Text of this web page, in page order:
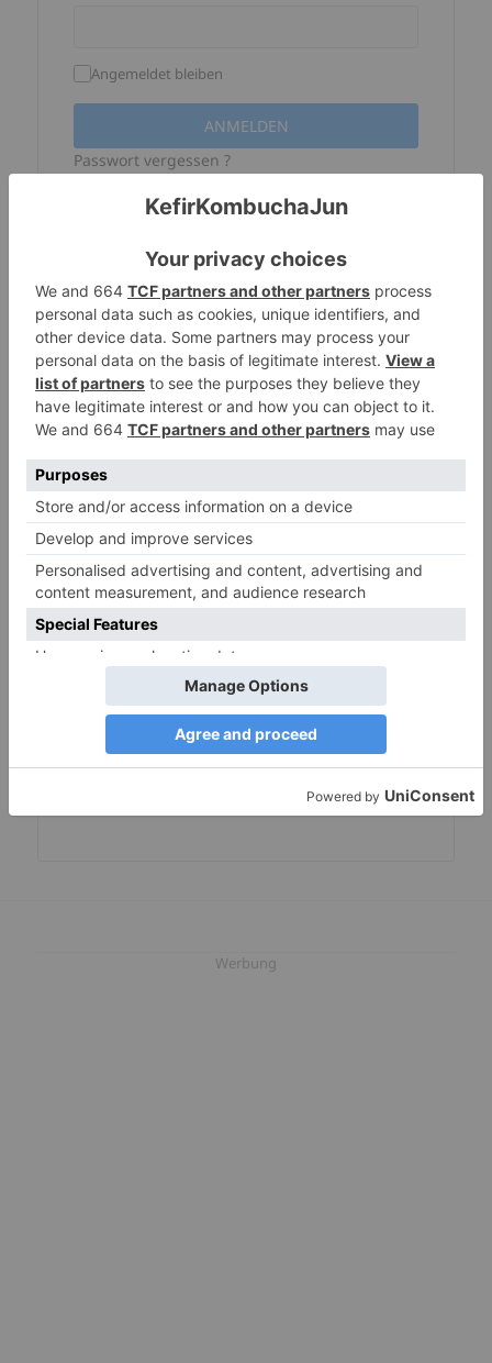
Angemeldet bleiben
Passwort vergessen ?
Facebook -Verbindung ist nicht
Wenn Sie Ihr Konto auf dieser Website
haben, Ihre Verbindungskennung
entspricht der Haupt -E -Mail -Adresse
Ihres Facebook -Kontos, Aber Sie haben
hier noch kein Passwort. Um eins zu
erstellen, Sie müssen nur das Verfahren
befolgen Passworterneuerung . Zögern
Sie nicht zu Kontaktiere uns Wenn Sie
benötigen, um eine Verbindung
Warum diese Änderung ?
Seit dem 1. Februar 2023,
erweiterten Zugriff auf die
Entwicklerplattform ist jetzt eine
Unternehmensverifizierung erforderlich
(facebook.com), Dies ist für die Facebook-
Anmeldefunktion erforderlich. Dies
bedeutet, dass Einzelpersonen die
Facebook-Anmeldung auf ihren Websites
nicht mehr nutzen können, um ihren
Besuchern soziale Anmeldungen zu
ermöglichen, Nur verifizierte
Unternehmen können diesen Anbieter
nutzen. Kein Geschäft sein, Wir sind
Werbung